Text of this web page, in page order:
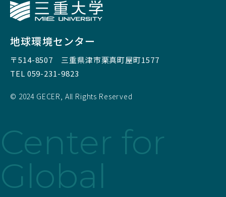
地球環境センター
〒514-8507 三重県津市栗真町屋町1577
TEL 059-231-9823
© 2024 GECER, All Rights Reserved
Center for
Global